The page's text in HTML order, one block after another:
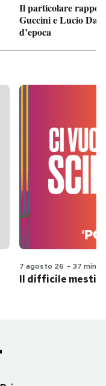
Il particolare
Guccini e Lucio
d’epoca
7 agosto 26 - 37 min
Il difficile